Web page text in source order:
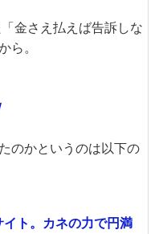
金さえ払えば告訴しな
ら。
のかというのは以下の
ト。カネの力で円満